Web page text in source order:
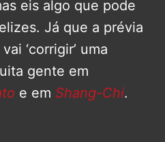
eis algo que pode
Já que a prévia
‘corrigir’ uma
gente em
e em Shang-Chi.